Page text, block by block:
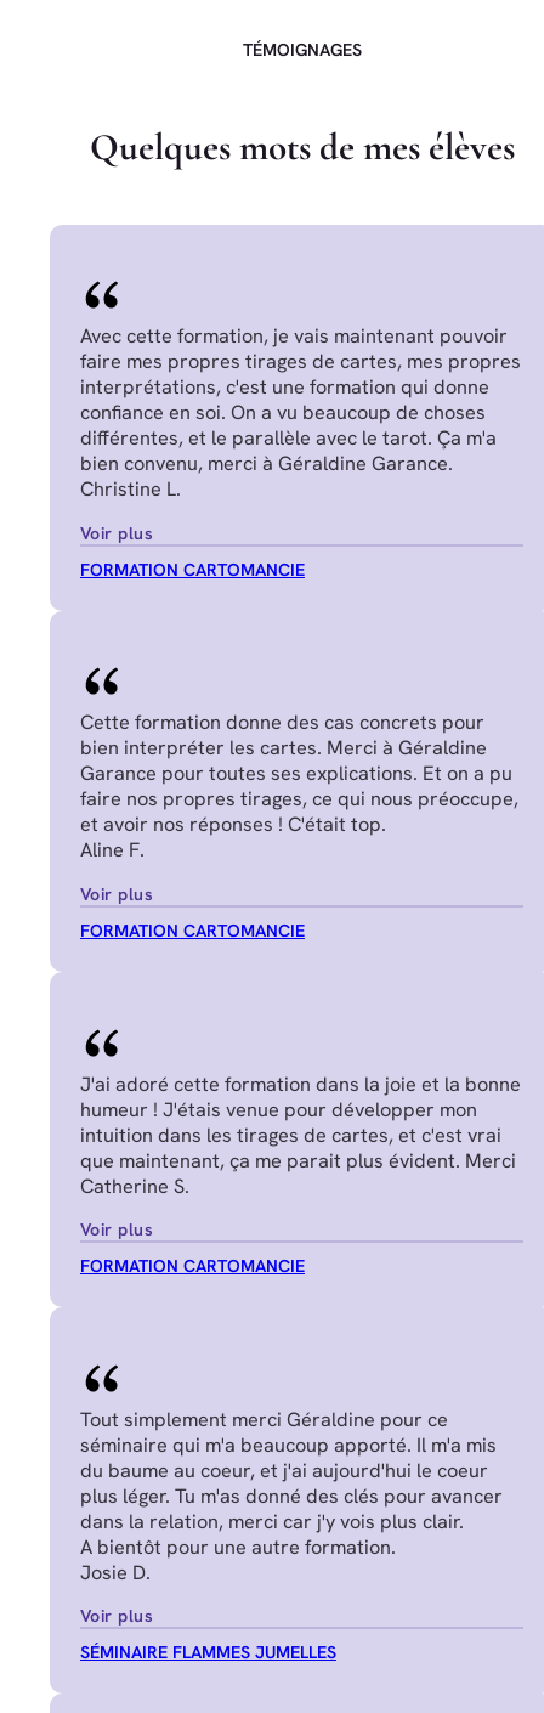
TÉMOIGNAGES
Quelquesmots de mes élèves
Avec cette formation, je vais maintenant pouvoir
faire mes propres tirages de cartes, mes propres
interprétations, c'est une formation qui donne
confiance en soi. On a vu beaucoup de choses
différentes, et le parallèle avec le tarot. Ça m'a
bien convenu, merci à Géraldine Garance.
Christine L.
Voir plus
FORMATION CARTOMANCIE
Cette formation donne des cas concrets pour
bien interpréter les cartes. Merci à Géraldine
Garance pour toutes ses explications. Et on a pu
faire nos propres tirages, ce qui nous préoccupe,
et avoir nos réponses ! C'était top.
Aline F.
Voir plus
FORMATION CARTOMANCIE
J'ai adoré cette formation dans la joie et la bonne
humeur ! J'étais venue pour développer mon
intuition dans les tirages de cartes, et c'est vrai
que maintenant, ça me parait plus évident. Merci
Catherine S.
Voir plus
FORMATION CARTOMANCIE
Tout simplement merci Géraldine pour ce
séminaire qui m'a beaucoup apporté. Il m'a mis
du baume au coeur, et j'ai aujourd'hui le coeur
plus léger. Tu m'as donné des clés pour avancer
dans la relation, merci car j'y vois plus clair.
A bientôt pour une autre formation.
Josie D.
Voir plus
SÉMINAIRE FLAMMES JUMELLES